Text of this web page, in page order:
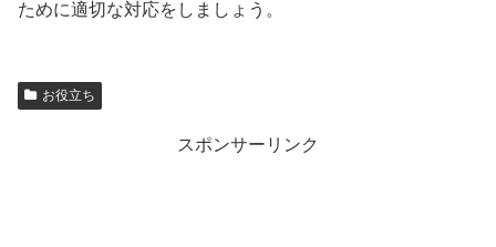
ために適切な対応をしましょう。
お役立ち
スポンサーリンク